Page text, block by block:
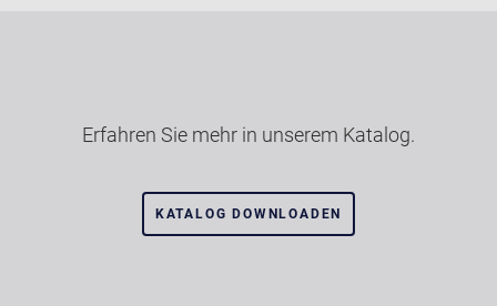
Erfahren Sie mehr in unserem Katalog.
KATALOG DOWNLOADEN